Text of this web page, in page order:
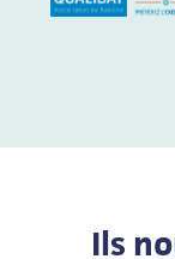
Ils